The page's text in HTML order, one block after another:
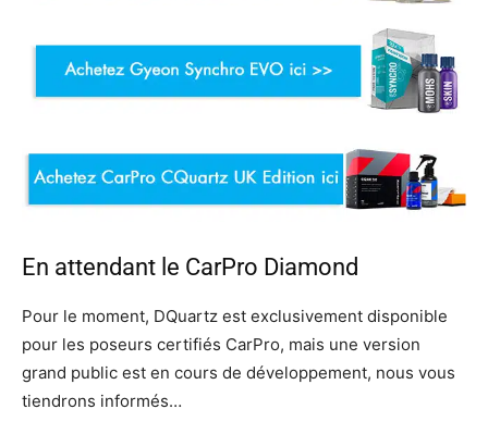
En attendant le CarPro Diamond
Pour le moment, DQuartz est exclusivement disponible
pour les poseurs certifiés CarPro, mais une version
grand public est en cours de développement, nous vous
tiendrons informés…